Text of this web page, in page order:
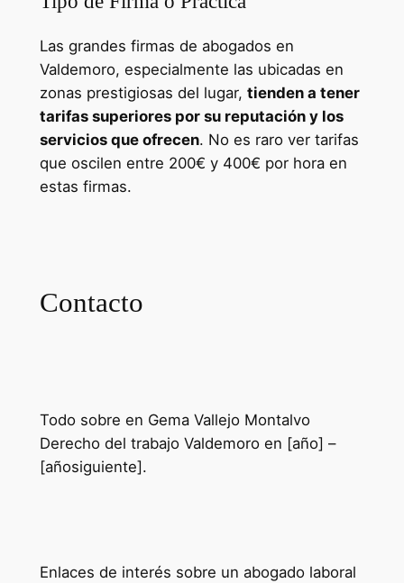
Las grandes firmas de abogados en
Valdemoro, especialmente las ubicadas en
zonas prestigiosas del lugar, tienden a tener
tarifas superiores por su reputación y los
servicios que ofrecen. No es raro ver tarifas
que oscilen entre 200€ y 400€ por hora en
estas firmas.
Contacto
Todo sobre en Gema Vallejo Montalvo
Derecho del trabajo Valdemoro en [año] –
[añosiguiente].
Enlaces de interés sobre un abogado laboral